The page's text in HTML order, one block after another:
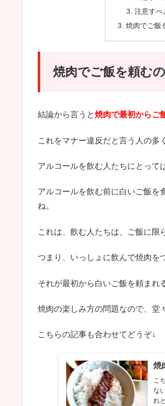
注意す
焼肉でご飯
焼肉でご飯を頼む
結論から言うと焼肉で最初からご
これをマナー違反だと言う人の多
アルコールを飲む人たちにとって
アルコールを飲む前に白いご飯を
ね。
これは、飲む人たちは、ご飯に限
つまり、いっしょに飲んで焼肉を
それが最初から白いご飯を頼まれ
焼肉の楽しみ方の問題なので、堂
こちらの記事も合わせてどうぞ↓
焼
こ
な
れ